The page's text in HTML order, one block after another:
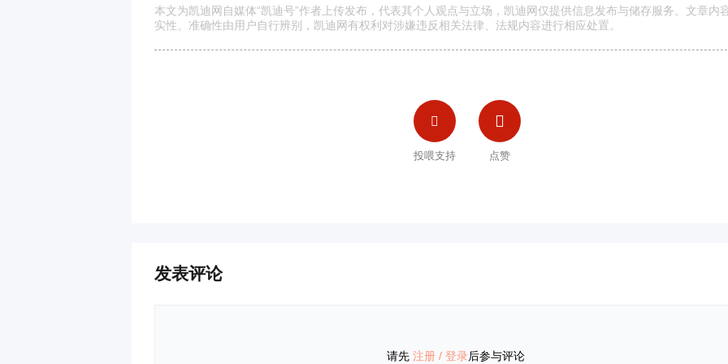
本文为凯迪网自媒体“凯迪号”作者上传发布，代表其个人观点与立场，凯迪网仅提供信息发布与储存服务。文章内
实性、准确性由用户自行辨别，凯迪网有权利对涉嫌违反相关法律、法规内容进行相应处置。

投喂支持

点赞
发表评论
请先 注册 / 登录后参与评论